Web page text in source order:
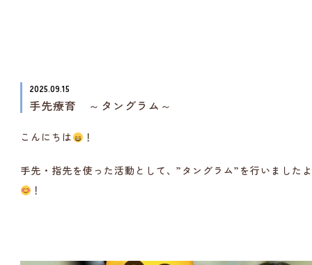
2025.09.15
手先療育 ～タングラム～
こんにちは ！
手先・指先を使った活動として、”タングラム”を行いました
！